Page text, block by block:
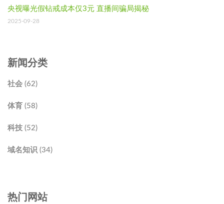
央视曝光假钻戒成本仅3元 直播间骗局揭秘
2025-09-28
新闻分类
社会 (62)
体育 (58)
科技 (52)
域名知识 (34)
热门网站